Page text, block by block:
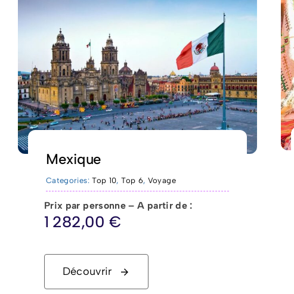
Mexique
Categories:Top 10,Top 6, Voyage
Prix par personne – A partir de :
1 282,00 €
Découvrir